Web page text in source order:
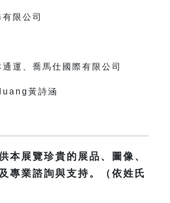
有限公司
通運、喬馬仕國際有限公司
黃詩涵
本展覽珍貴的展品、圖像、
專業諮詢與支持。（依姓氏